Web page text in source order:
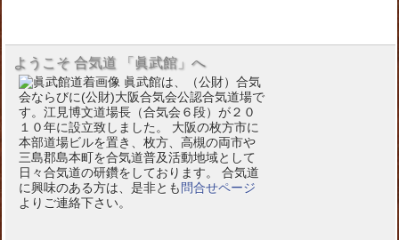
ようこそ 合気道 「眞武館」へ
眞武館は、（公財）合気
会ならびに(公財)大阪合気会公認合気道場で
す。江見博文道場長（合気会６段）が２０
１０年に設立致しました。 大阪の枚方市に
本部道場ビルを置き、枚方、高槻の両市や
三島郡島本町を合気道普及活動地域として
日々合気道の研鑽をしております。 合気道
に興味のある方は、是非とも 問合せページ
よりご連絡下さい。